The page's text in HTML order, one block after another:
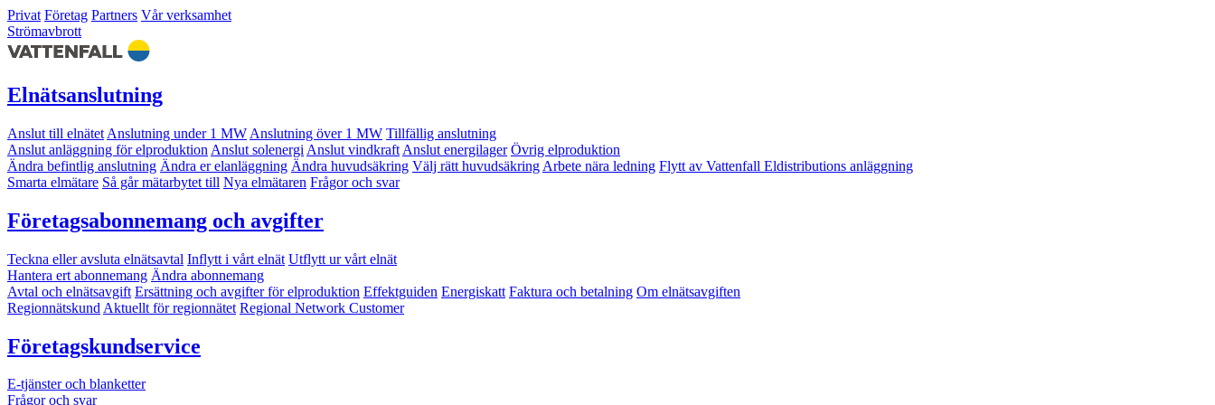
Privat Företag Partners Vår verksamhet
Strömavbrott
Elnätsanslutning
Anslut till elnätet Anslutning under 1 MW Anslutning över 1 MW Tillfällig anslutning
Anslut anläggning för elproduktion Anslut solenergi Anslut vindkraft Anslut energilager Övrig elproduktion
Ändra befintlig anslutning Ändra er elanläggning Ändra huvudsäkring Välj rätt huvudsäkring Arbete nära ledning Flytt av Vattenfall Eldistributions anläggning
Smarta elmätare Så går mätarbytet till Nya elmätaren Frågor och svar
Företagsabonnemang och avgifter
Teckna eller avsluta elnätsavtal Inflytt i vårt elnät Utflytt ur vårt elnät
Hantera ert abonnemang Ändra abonnemang
Avtal och elnätsavgift Ersättning och avgifter för elproduktion Effektguiden Energiskatt Faktura och betalning Om elnätsavgiften
Regionnätskund Aktuellt för regionnätet Regional Network Customer
Företagskundservice
E-tjänster och blanketter
Frågor och svar